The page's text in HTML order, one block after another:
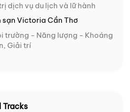
dịch vụ du lịch và lữ hành
sạn Victoria Cần Thơ
trường - Năng lượng - Khoáng
Giải trí
Tracks